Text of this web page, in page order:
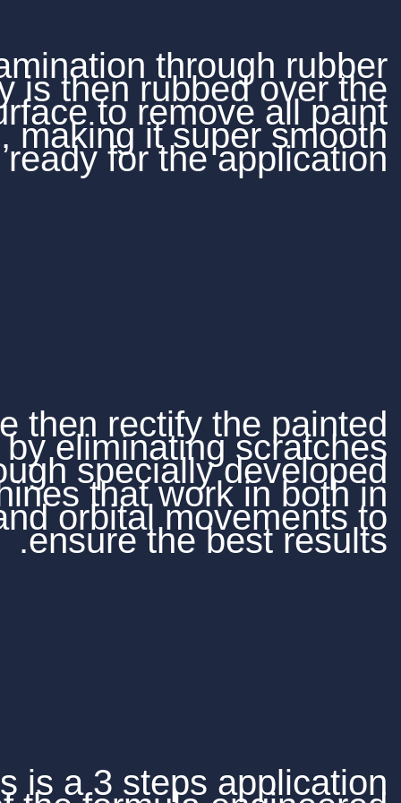
Decontamination
clay is then
painted surface to
impurities, making it
and ready for the
We then rectify
surface by
through specially
machines that
circular and orbital
ensure the
This is a 3 steps